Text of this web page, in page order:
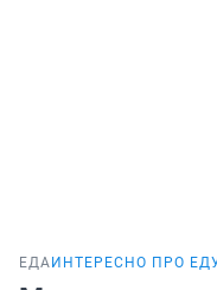
ЕДА ИНТЕРЕСНО ПРО